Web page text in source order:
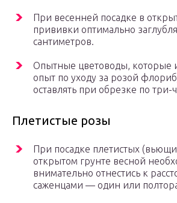
При весенней посадке в
прививки оптимально
сантиметров.
Опытные цветоводы, которые
опыт по уходу за розой
оставлять при обрезке по три-
Плетистые розы
При посадке плетистых
открытом грунте весной
внимательно отнестись к
саженцами — один или